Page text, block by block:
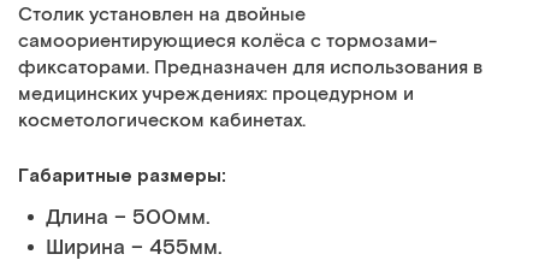
Столик установлен на двойные
самоориентирующиеся колёса с тормозами-
фиксаторами. Предназначен для использования в
медицинских учреждениях: процедурном и
косметологическом кабинетах.
Габаритные размеры:
Длина – 500мм.
Ширина – 455мм.